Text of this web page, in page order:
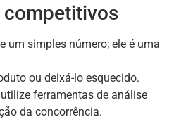
competitivos
um simples número; ele é uma
ou deixá-lo esquecido.
ferramentas de análise
da concorrência.